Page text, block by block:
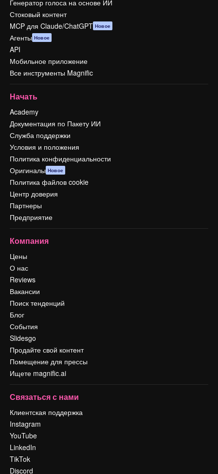
Генератор голоса на основе ИИ
Стоковый контент
MCP для Claude/ChatGPT Новое
Агенты Новое
API
Мобильное приложение
Все инструменты Magnific
Начать
Academy
Документация по Пакету ИИ
Служба поддержки
Условия и положения
Политика конфиденциальности
Оригиналы Новое
Политика файлов cookie
Центр доверия
Партнеры
Предприятие
Компания
Цены
О нас
Reviews
Вакансии
Поиск тенденций
Блог
События
Slidesgo
Продайте свой контент
Помещение для прессы
Ищете magnific.ai
Связаться с нами
Клиентская поддержка
Instagram
YouTube
LinkedIn
TikTok
Discord